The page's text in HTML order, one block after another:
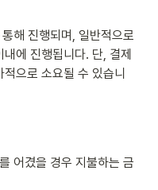
해 진행되며, 일반적으로
에 진행됩니다. 단, 결제
으로 소요될 수 있습니
어겼을 경우 지불하는 금